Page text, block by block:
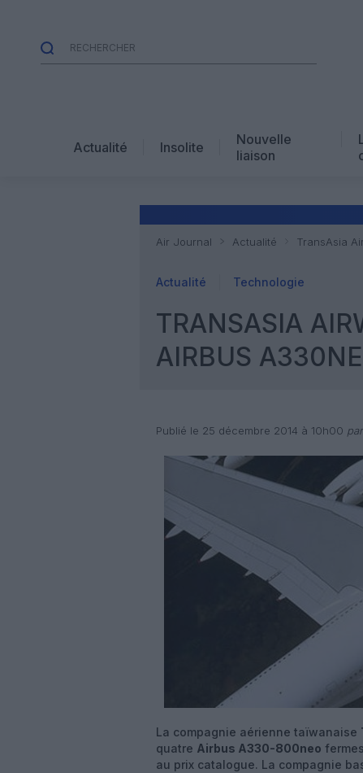
Actualité Insolite
Nouvelle
liaison
Air Journal Actualité TransAsia
Actualité Technologie
TRANSASIA
AIRBUS
Publié le 25 décembre 2014 à 10h00
La compagnie aérienne taïwanaise
quatre Airbus A330-800neo
au prix catalogue. La compagnie